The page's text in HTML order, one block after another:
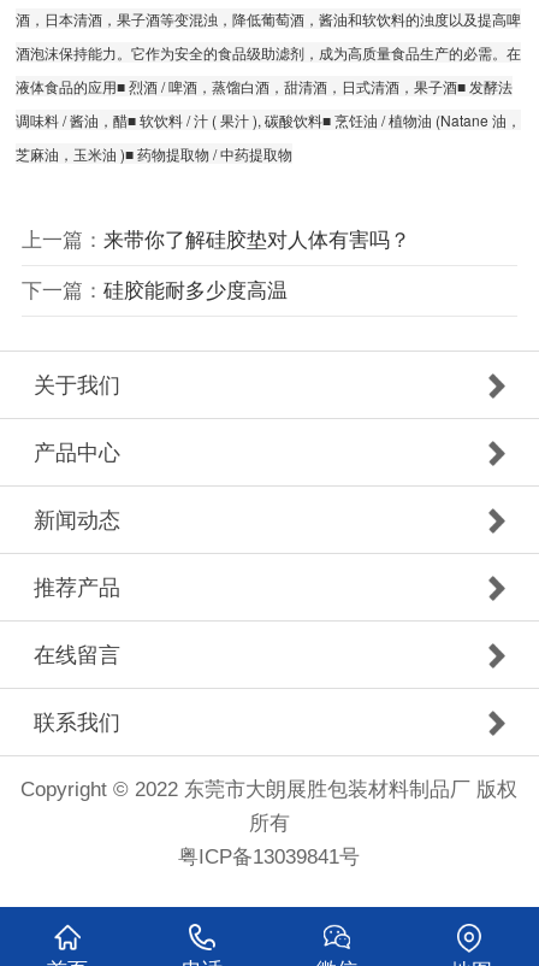
酒，日本清酒，果子酒等变混浊，降低葡萄酒，酱油和软饮料的浊度以及提高啤
酒泡沫保持能力。它作为安全的食品级助滤剂，成为高质量食品生产的必需。在
液体食品的应用■ 烈酒 / 啤酒，蒸馏白酒，甜清酒，日式清酒，果子酒■ 发酵法
调味料 / 酱油，醋■ 软饮料 / 汁 ( 果汁 ), 碳酸饮料■ 烹饪油 / 植物油 (Natane 油，
芝麻油，玉米油 )■ 药物提取物 / 中药提取物
上一篇： 来带你了解硅胶垫对人体有害吗？
下一篇： 硅胶能耐多少度高温
关于我们
产品中心
新闻动态
推荐产品
在线留言
联系我们
Copyright © 2022 东莞市大朗展胜包装材料制品厂 版权
所有
粤ICP备13039841号